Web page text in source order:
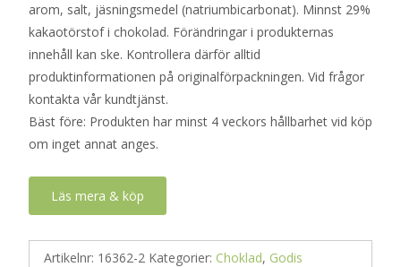
arom, salt, jäsningsmedel (natriumbicarbonat). Minnst 29%
kakaotörstof i chokolad. Förändringar i produkternas
innehåll kan ske. Kontrollera därför alltid
produktinformationen på originalförpackningen. Vid frågor
kontakta vår kundtjänst.
Bäst före: Produkten har minst 4 veckors hållbarhet vid köp
om inget annat anges.
Läs mera & köp
Artikelnr: 16362-2 Kategorier: Choklad, Godis